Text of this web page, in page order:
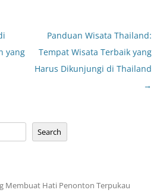
yang
Panduan Wisata Thailand:
Tempat Wisata Terbaik yang
Harus Dikunjungi di Thailand
→
Search
Membuat Hati Penonton Terpukau